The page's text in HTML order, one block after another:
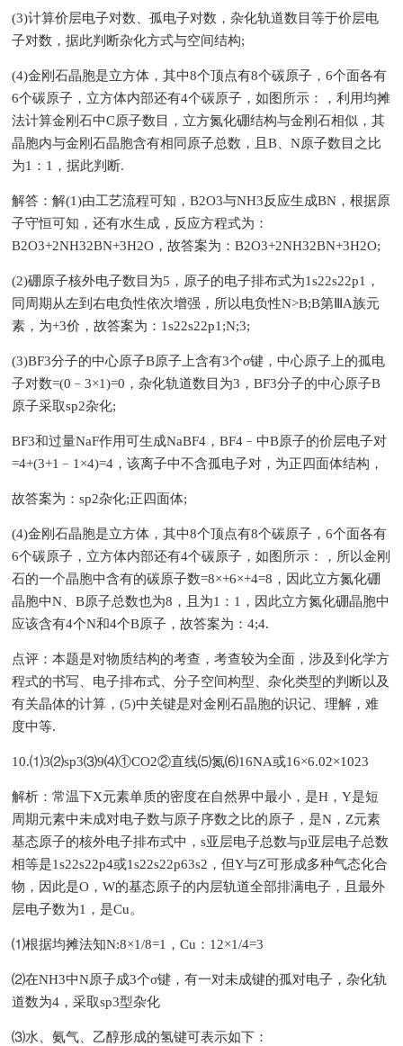
(3)计算价层电子对数、孤电子对数，杂化轨道数目等于价层电
子对数，据此判断杂化方式与空间结构;
(4)金刚石晶胞是立方体，其中8个顶点有8个碳原子，6个面各有
6个碳原子，立方体内部还有4个碳原子，如图所示：，利用均摊
法计算金刚石中C原子数目，立方氮化硼结构与金刚石相似，其
晶胞内与金刚石晶胞含有相同原子总数，且B、N原子数目之比
为1：1，据此判断.
解答：解(1)由工艺流程可知，B2O3与NH3反应生成BN，根据原
子守恒可知，还有水生成，反应方程式为：
B2O3+2NH32BN+3H2O，故答案为：B2O3+2NH32BN+3H2O;
(2)硼原子核外电子数目为5，原子的电子排布式为1s22s22p1，
同周期从左到右电负性依次增强，所以电负性N>B;B第ⅢA族元
素，为+3价，故答案为：1s22s22p1;N;3;
(3)BF3分子的中心原子B原子上含有3个σ键，中心原子上的孤电
子对数=(0﹣3×1)=0，杂化轨道数目为3，BF3分子的中心原子B
原子采取sp2杂化;
BF3和过量NaF作用可生成NaBF4，BF4﹣中B原子的价层电子对
=4+(3+1﹣1×4)=4，该离子中不含孤电子对，为正四面体结构，
故答案为：sp2杂化;正四面体;
(4)金刚石晶胞是立方体，其中8个顶点有8个碳原子，6个面各有
6个碳原子，立方体内部还有4个碳原子，如图所示：，所以金刚
石的一个晶胞中含有的碳原子数=8×+6×+4=8，因此立方氮化硼
晶胞中N、B原子总数也为8，且为1：1，因此立方氮化硼晶胞中
应该含有4个N和4个B原子，故答案为：4;4.
点评：本题是对物质结构的考查，考查较为全面，涉及到化学方
程式的书写、电子排布式、分子空间构型、杂化类型的判断以及
有关晶体的计算，(5)中关键是对金刚石晶胞的识记、理解，难
度中等.
10.⑴3⑵sp3⑶9⑷①CO2②直线⑸氮⑹16NA或16×6.02×1023
解析：常温下X元素单质的密度在自然界中最小，是H，Y是短
周期元素中未成对电子数与原子序数之比的原子，是N，Z元素
基态原子的核外电子排布式中，s亚层电子总数与p亚层电子总数
相等是1s22s22p4或1s22s22p63s2，但Y与Z可形成多种气态化合
物，因此是O，W的基态原子的内层轨道全部排满电子，且最外
层电子数为1，是Cu。
⑴根据均摊法知N:8×1/8=1，Cu：12×1/4=3
⑵在NH3中N原子成3个σ键，有一对未成键的孤对电子，杂化轨
道数为4，采取sp3型杂化
⑶水、氨气、乙醇形成的氢键可表示如下：